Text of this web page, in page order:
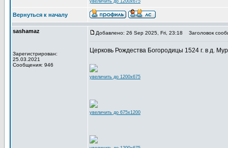
увеличить до 1200x675
Вернуться к началу
sashamaz
Зарегистрирован:
25.03.2021
Сообщения: 946
Добавлено: 26 Sep 2025, Fri, 23:18 Заголовок
Церковь Рождества Богородицы 1524 г. в д.
увеличить до 1200x675
увеличить до 675x1200